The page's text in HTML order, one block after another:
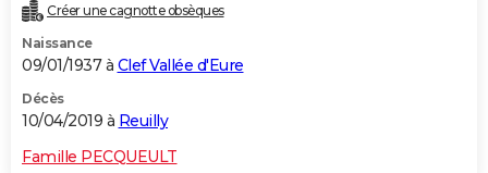
Créer une cagnotte obsèques
Naissance
09/01/1937 à Clef Vallée d'Eure
Décès
10/04/2019 à Reuilly
Famille PECQUEULT